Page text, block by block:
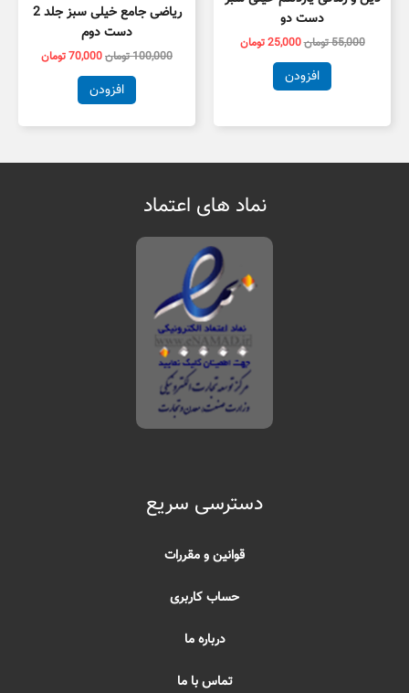
دست دو
55,000تومان25,000تومان
افزودن
ریاضی جامع خیلی سبز جلد 2
دست دوم
100,000تومان70,000تومان
افزودن
نماد های اعتماد
دسترسی سریع
قوانین و مقررات
حساب کاربری
درباره ما
تماس با ما